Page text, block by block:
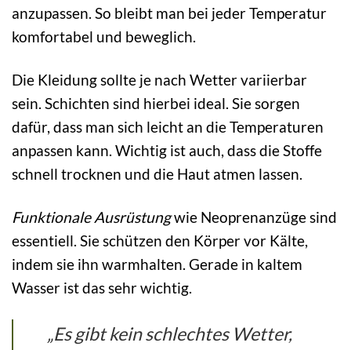
anzupassen. So bleibt man bei jeder Temperatur
komfortabel und beweglich.
Die Kleidung sollte je nach Wetter variierbar
sein. Schichten sind hierbei ideal. Sie sorgen
dafür, dass man sich leicht an die Temperaturen
anpassen kann. Wichtig ist auch, dass die Stoffe
schnell trocknen und die Haut atmen lassen.
Funktionale Ausrüstungwie Neoprenanzüge sind
essentiell. Sie schützen den Körper vor Kälte,
indem sie ihn warmhalten. Gerade in kaltem
Wasser ist das sehr wichtig.
„Es gibt kein schlechtes Wetter,